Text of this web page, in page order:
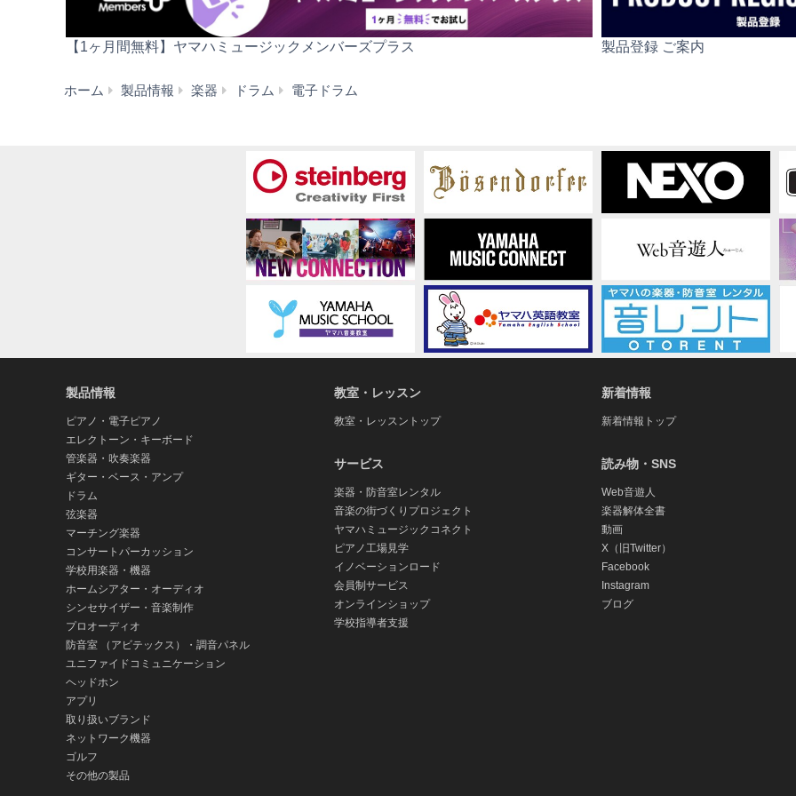
【1ヶ月間無料】ヤマハミュージックメンバーズプラス 製品登録 ご案内
ホーム 製品情報 楽器 ドラム 電子ドラム
ム
セ
ッ
ト
製品情報
ピアノ・電子ピアノ
エレクトーン・キーボード
管楽器・吹奏楽器
ギター・ベース・アンプ
ドラム
弦楽器
マーチング楽器
コンサートパーカッション
学校用楽器・機器
ホームシアター・オーディオ
シンセサイザー・音楽制作
プロオーディオ
防音室 （アビテックス）・調音パネル
ユニファイドコミュニケーション
ヘッドホン
アプリ
取り扱いブランド
ネットワーク機器
ゴルフ
その他の製品
教室・レッスン
教室・レッスントップ
サービス
楽器・防音室レンタル
音楽の街づくりプロジェクト
ヤマハミュージックコネクト
ピアノ工場見学
イノベーションロード
会員制サービス
オンラインショップ
学校指導者支援
新着情報
新着情報トップ
読み物・SNS
Web音遊人
楽器解体全書
動画
X（旧Twitter）
Facebook
Instagram
ブログ